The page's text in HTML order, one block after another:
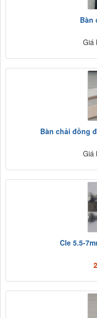
Bàn
Giá
Bàn chải đồng
Giá
Cle 5.5-